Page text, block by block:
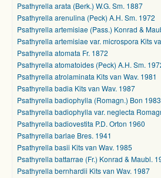
Psathyrella arata (Berk.) W.G. Sm. 1887
Psathyrella arenulina (Peck) A.H. Sm. 1972
Psathyrella artemisiae (Pass.) Konrad &
Psathyrella artemisiae var. microspora Kits
Psathyrella atomata Fr. 1872
Psathyrella atomatoides (Peck) A.H. Sm.
Psathyrella atrolaminata Kits van Wav. 1981
Psathyrella badia Kits van Wav. 1987
Psathyrella badiophylla (Romagn.) Bon 1983
Psathyrella badiophylla var. neglecta
Psathyrella badiovestita P.D. Orton 1960
Psathyrella barlae Bres. 1941
Psathyrella basii Kits van Wav. 1985
Psathyrella battarrae (Fr.) Konrad & Maubl.
Psathyrella bernhardii Kits van Wav. 1987